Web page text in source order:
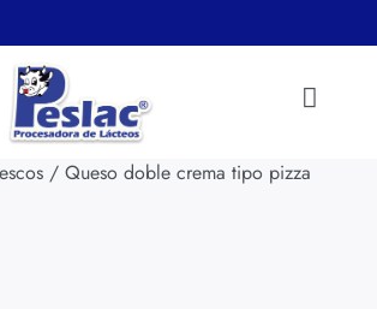
/ Queso doble crema tipo pizza